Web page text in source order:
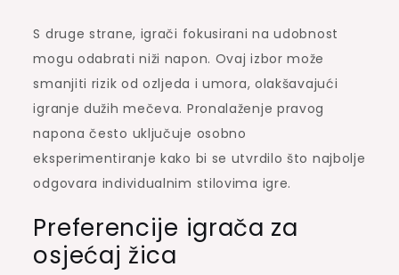
S druge strane, igrači fokusirani na udobnost
mogu odabrati niži napon. Ovaj izbor može
smanjiti rizik od ozljeda i umora, olakšavajući
igranje dužih mečeva. Pronalaženje pravog
napona često uključuje osobno
eksperimentiranje kako bi se utvrdilo što najbolje
odgovara individualnim stilovima igre.
Preferencije igrača za
osjećaj žica